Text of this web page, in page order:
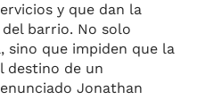
y que dan la
barrio. No solo
sino que impiden que la
destino de un
Jonathan